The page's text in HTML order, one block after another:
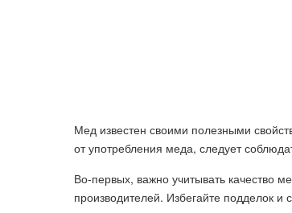
Мед известен своими полезными
от употребления меда, следует
Во-первых, важно учитывать качество
производителей. Избегайте подделок и